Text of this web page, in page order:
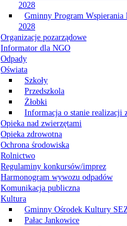
2028
Gminny Program Wspierania
2028
Organizacje pozarządowe
Informator dla NGO
Odpady
Oświata
Szkoły
Przedszkola
Żłobki
Informacja o stanie realizacji
Opieka nad zwierzętami
Opieka zdrowotna
Ochrona środowiska
Rolnictwo
Regulaminy konkursów/imprez
Harmonogram wywozu odpadów
Komunikacja publiczna
Kultura
Gminny Ośrodek Kultury
Pałac Jankowice